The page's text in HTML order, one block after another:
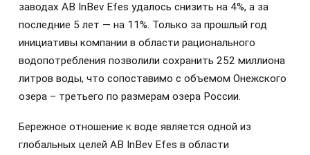
заводах AB InBev Efes удалось снизить на 4%, а за
последние 5 лет — на 11%. Только за прошлый год
инициативы компании в области рационального
водопотребления позволили сохранить 252 миллиона
литров воды, что сопоставимо с объемом Онежского
озера – третьего по размерам озера России.
Бережное отношение к воде является одной из
глобальных целей AB InBev Efes в области